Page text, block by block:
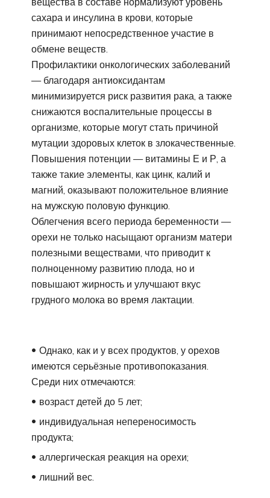
сахара и инсулина в крови, которые
принимают непосредственное участие в
обмене веществ.
Профилактики онкологических заболеваний
— благодаря антиоксидантам
минимизируется риск развития рака, а также
снижаются воспалительные процессы в
организме, которые могут стать причиной
мутации здоровых клеток в злокачественные.
Повышения потенции — витамины Е и Р, а
также такие элементы, как цинк, калий и
магний, оказывают положительное влияние
на мужскую половую функцию.
Облегчения всего периода беременности —
орехи не только насыщают организм матери
полезными веществами, что приводит к
полноценному развитию плода, но и
повышают жирность и улучшают вкус
грудного молока во время лактации.
Однако, как и у всех продуктов, у орехов
имеются серьёзные противопоказания.
Среди них отмечаются:
возраст детей до 5 лет;
индивидуальная непереносимость
продукта;
аллергическая реакция на орехи;
лишний вес.